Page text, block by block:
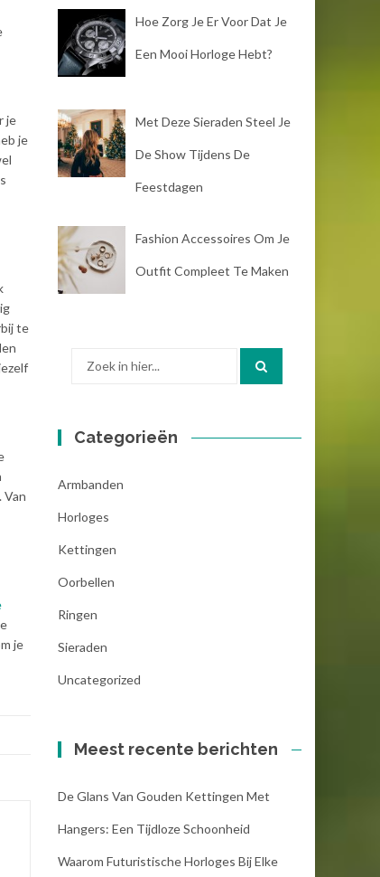
je
je
te
Van
je
Hoe Zorg Je Er Voor Dat Je
Een Mooi Horloge Hebt?
Met Deze Sieraden Steel Je
De Show Tijdens De
Feestdagen
Fashion Accessoires Om Je
Outfit Compleet Te Maken
Zoek
Categorieën
Armbanden
Horloges
Kettingen
Oorbellen
Ringen
Sieraden
Uncategorized
Meest recente berichten
De Glans Van Gouden Kettingen Met
Hangers: Een Tijdloze Schoonheid
Waarom Futuristische Horloges Bij Elke